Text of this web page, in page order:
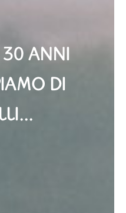
30 ANNI
DI